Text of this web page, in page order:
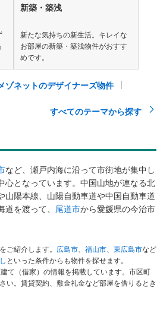
新築・築浅
新たな気持ちの新生活。キレイな
お部屋の新築・築浅物件がおすす
めです。
ゾネットのデザイナーズ物件
すべてのテーマから探す
など、瀬戸内海に沿って市街地が集中し
心となっています。中国山地が連なる北
陽本線、山陽自動車道や中国自動車道
を渡って、 尾道市から愛媛県の今治市
紹介します。 広島市 福山市 東広島市など
といった条件からも物件を探せます。
て（借家）の情報を掲載しています。市区町
い。賃貸契約、敷金礼金など部屋を借りるとき